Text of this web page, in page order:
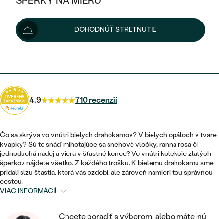
KOMBINOVANÉ ZLATO
PODĽA ŠTÝLU
ETERNITY
VINTAGE
NETRADIČNÉ
POSTRANNÉ DRAHOKAMY
HALO
VINTAGE
SET ZÁSNUBNÉHO PRSTEŇA A
NETRADIČNÉ
ZOSTAVTE SI PRSTEŇ
VÝPREDAJ
ŠPERKY ČO POMÁHAJÚ
PODĽA TYPU
NÁUŠNICE
PRSTENE
PRÍVESKY
NÁRAMKY
SETY
PÁNSKE ŠPERKY
PLATINOVÉ
NAPICHOVACIE
KRUHOVÉ
MINIMALISTICKÉ
VISIACE
SOLITÉR
ZLATÉ
STRIEBORNÉ
PODĽA ŠTÝLU
SOLITÉR
NARODENIE DIEŤAŤA
PERSONALIZOVANÉ
SO ZNAMENÍM ZVEROKRUHU
MINIMALISTICKÉ
VÝPREDAJ
ZLATÉ
STRIEBORNÉ
PODĽA ŠTÝLU
ETERNITY
MINIMALISTICKÉ
DOHODNÚŤ STRETNUTIE
1 018 €1 068 € -5 %
Možnosti doručenia
4.9 710 recenzií
Čo sa skrýva vo vnútri bielych drahokamov? V bielych opáloch v tvare
kvapky? Sú to snáď mihotajúce sa snehové vločky, ranná rosa či
jednoduchá nádej a viera v šťastné konce? Vo vnútri kolekcie zlatých
šperkov nájdete všetko. Z každého trošku. K bielemu drahokamu sme
pridali slzu šťastia, ktorá vás ozdobí, ale zároveň namieri tou správnou
cestou.
VIAC INFORMÁCIÍ
Chcete poradiť s výberom, alebo máte inú